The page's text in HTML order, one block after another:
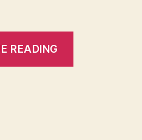
READING